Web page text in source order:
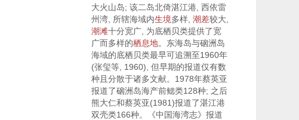
大火山岛; 该二岛北倚湛江港, 西依雷
州湾, 所辖海域内生境多样, 潮差较大,
潮滩十分宽广, 为底栖贝类提供了宽
广而多样的栖息地。东海岛与硇洲岛
海域的底栖贝类最早可追溯至1960年
(张玺等, 1960), 但早期的报道仅有数
种且分散于诸多文献。1978年蔡英亚
报道了硇洲岛海产前鳃类128种; 之后
熊大仁和蔡英亚(1981)报道了湛江港
双壳类166种。《中国海湾志》报道